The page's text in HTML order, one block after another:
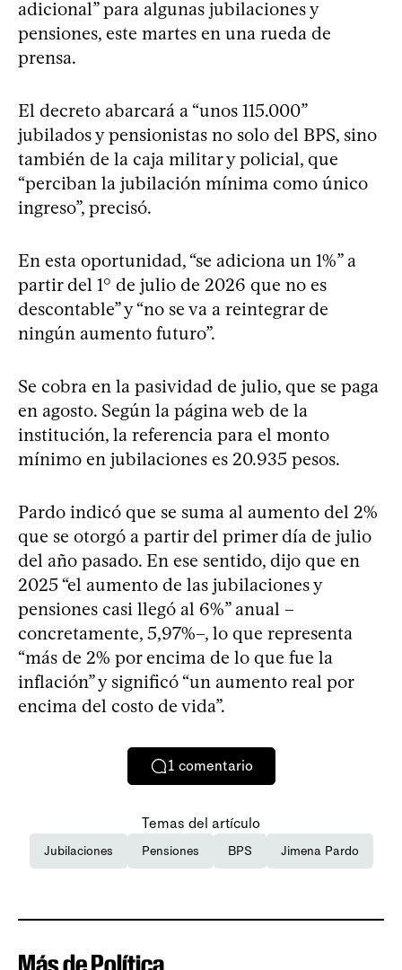
adicional” para algunas jubilaciones y
pensiones, este martes en una rueda de
prensa.
El decreto abarcará a “unos 115.000”
jubilados y pensionistas no solo del BPS, sino
también de la caja militar y policial, que
“perciban la jubilación mínima como único
ingreso”, precisó.
En esta oportunidad, “se adiciona un 1%” a
partir del 1° de julio de 2026 que no es
descontable” y “no se va a reintegrar de
ningún aumento futuro”.
Se cobra en la pasividad de julio, que se paga
en agosto. Según la página web de la
institución, la referencia para el monto
mínimo en jubilaciones es 20.935 pesos.
Pardo indicó que se suma al aumento del 2%
que se otorgó a partir del primer día de julio
del año pasado. En ese sentido, dijo que en
2025 “el aumento de las jubilaciones y
pensiones casi llegó al 6%” anual –
concretamente, 5,97%–, lo que representa
“más de 2% por encima de lo que fue la
inflación” y significó “un aumento real por
encima del costo de vida”.
1 comentario
Temas del artículo
Jubilaciones Pensiones BPS Jimena Pardo